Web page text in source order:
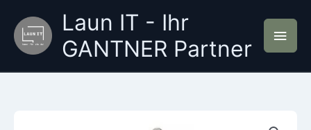
Inhalt
springen
Laun IT - Ihr
GANTNER Partner